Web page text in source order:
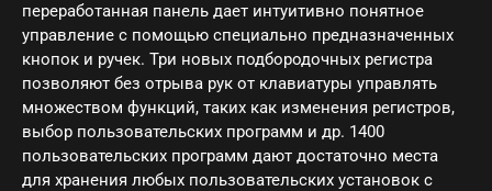
переработанная панель дает интуитивно понятное
управление с помощью специально предназначенных
кнопок и ручек. Три новых подбородочных регистра
позволяют без отрыва рук от клавиатуры управлять
множеством функций, таких как изменения регистров,
выбор пользовательских программ и др. 1400
пользовательских программ дают достаточно места
для хранения любых пользовательских установок с